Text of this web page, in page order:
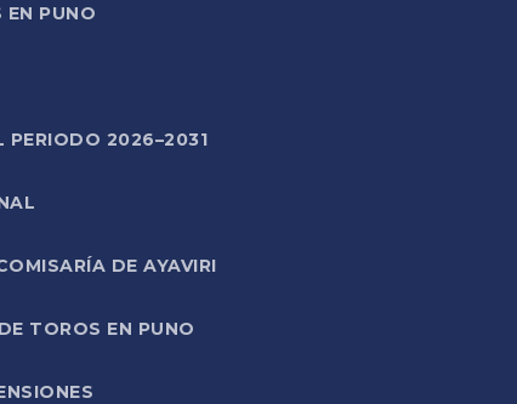
EN PUNO
PERIODO 2026–2031
DE AYAVIRI
TOROS EN PUNO